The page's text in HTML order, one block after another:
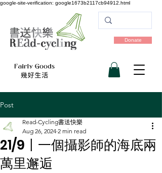
google-site-verification: google1673b2117cb94912.html
Donate
Post
21/9〡一個攝影師的海底兩
萬里邂逅
Read-Cycling書送快樂
Aug 26, 2024 2 min read